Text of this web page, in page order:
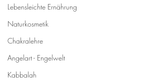
Lebensleichte Ernährung
Naturkosmetik
Chakralehre
Angelart - Engelwelt
Kabbalah